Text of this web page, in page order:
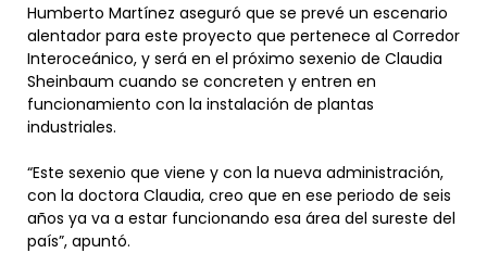
Humberto Martínez aseguró que se prevé un escenario
alentador para este proyecto que pertenece al Corredor
Interoceánico, y será en el próximo sexenio de Claudia
Sheinbaum cuando se concreten y entren en
funcionamiento con la instalación de plantas
industriales.
“Este sexenio que viene y con la nueva administración,
con la doctora Claudia, creo que en ese periodo de seis
años ya va a estar funcionando esa área del sureste del
país”, apuntó.